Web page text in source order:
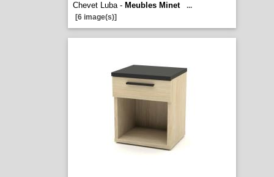
Chevet Luba - Meubles Minet
...
[6 image(s)]